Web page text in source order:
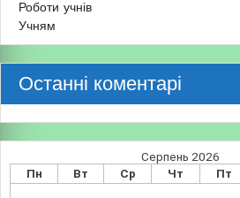
Роботи учнів
Учням
Останні коментарі
Серпень 2026
Пн
Вт Ср Чт Пт